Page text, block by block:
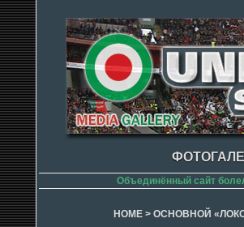
Объединённый сайт
HOME> ОСНОВНОЙ